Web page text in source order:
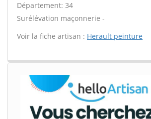
Département: 34
Surélévation maçonnerie -
Voir la fiche artisan : Herault peinture